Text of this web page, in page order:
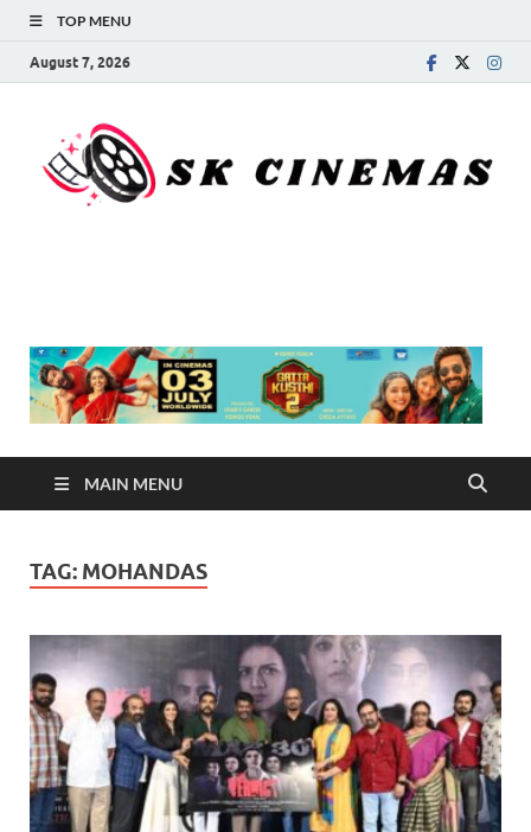
TOP MENU
August 7, 2026
MAIN MENU
TAG: MOHANDAS